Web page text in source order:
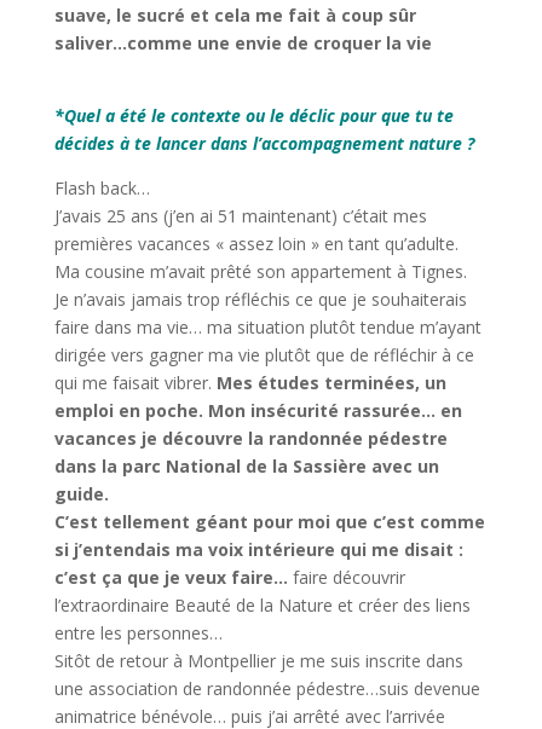
suave, le sucré et cela me fait à coup sûr
saliver…comme une envie de croquer la vie
*Quel a été le contexte ou le déclic pour que tu te
décides à te lancer dans l’accompagnement nature ?
Flash back…
J’avais 25 ans (j’en ai 51 maintenant) c’était mes
premières vacances « assez loin » en tant qu’adulte.
Ma cousine m’avait prêté son appartement à Tignes.
Je n’avais jamais trop réfléchis ce que je souhaiterais
faire dans ma vie… ma situation plutôt tendue m’ayant
dirigée vers gagner ma vie plutôt que de réfléchir à ce
qui me faisait vibrer. Mes études terminées, un
emploi en poche. Mon insécurité rassurée… en
vacances je découvre la randonnée pédestre
dans la parc National de la Sassière avec un
guide.
C’est tellement géant pour moi que c’est comme
si j’entendais ma voix intérieure qui me disait :
c’est ça que je veux faire… faire découvrir
l’extraordinaire Beauté de la Nature et créer des liens
entre les personnes…
Sitôt de retour à Montpellier je me suis inscrite dans
une association de randonnée pédestre…suis devenue
animatrice bénévole… puis j’ai arrêté avec l’arrivée